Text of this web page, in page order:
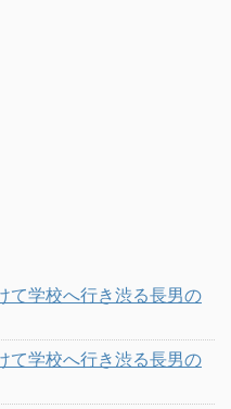
て学校へ行き渋る長男の
て学校へ行き渋る長男の